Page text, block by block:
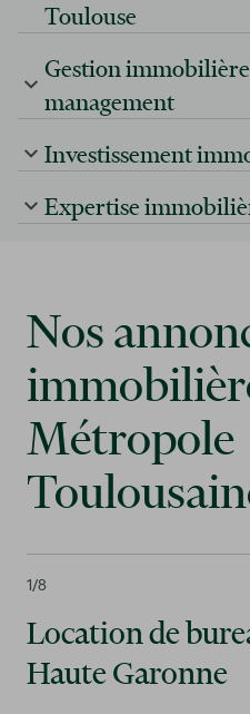
Toulouse
Gestion
management
Investissement
Expertise
Nos
Métropole
1/8
Location de
Haute Garonne